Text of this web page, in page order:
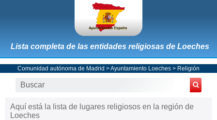
Lista completa de las entidades religiosas de Loeches
Comunidad autónoma de Madrid >Ayuntamiento Loeches > Religión
Aquí está la lista de lugares religiosos en la región de
Loeches